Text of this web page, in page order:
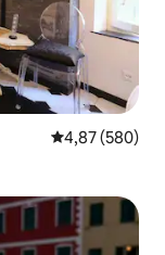
4,87 (580)